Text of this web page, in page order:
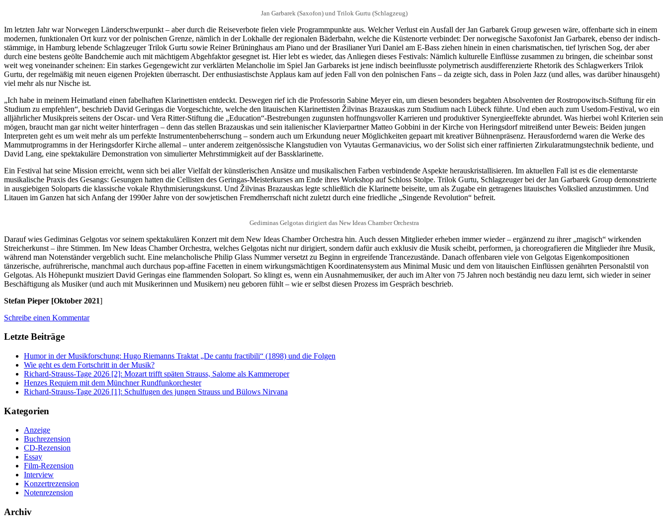
Jan Garbarek (Saxofon) und Trilok Gurtu (Schlagzeug)
Im letzten Jahr war Norwegen Länderschwerpunkt – aber durch die Reiseverbote fielen viele Programmpunkte aus. Welcher Verlust ein Ausfall der Jan Garbarek Group gewesen wäre, offenbarte sich in einem
modernen, funktionalen Ort kurz vor der polnischen Grenze, nämlich in der Lokhalle der regionalen Bäderbahn, welche die Küstenorte verbindet: Der norwegische Saxofonist Jan Garbarek, ebenso der indisch-
stämmige, in Hamburg lebende Schlagzeuger Trilok Gurtu sowie Reiner Brüninghaus am Piano und der Brasilianer Yuri Daniel am E-Bass ziehen hinein in einen charismatischen, tief lyrischen Sog, der aber
durch eine bestens geölte Bandchemie auch mit mächtigem Abgehfaktor gesegnet ist. Hier lebt es wieder, das Anliegen dieses Festivals: Nämlich kulturelle Einflüsse zusammen zu bringen, die scheinbar sonst
weit weg voneinander scheinen: Ein starkes Gegengewicht zur verklärten Melancholie im Spiel Jan Garbareks ist jene indisch beeinflusste polymetrisch ausdifferenzierte Rhetorik des Schlagwerkers Trilok
Gurtu, der regelmäßig mit neuen eigenen Projekten überrascht. Der enthusiastischste Applaus kam auf jeden Fall von den polnischen Fans – da zeigte sich, dass in Polen Jazz (und alles, was darüber hinausgeht)
viel mehr als nur Nische ist.
„Ich habe in meinem Heimatland einen fabelhaften Klarinettisten entdeckt. Deswegen rief ich die Professorin Sabine Meyer ein, um diesen besonders begabten Absolventen der Rostropowitsch-Stiftung für ein
Studium zu empfehlen“, beschrieb David Geringas die Vorgeschichte, welche den litauischen Klarinettisten Žilvinas Brazauskas zum Studium nach Lübeck führte. Und eben auch zum Usedom-Festival, wo ein
alljährlicher Musikpreis seitens der Oscar- und Vera Ritter-Stiftung die „Education“-Bestrebungen zugunsten hoffnungsvoller Karrieren und produktiver Synergieeffekte abrundet. Was hierbei wohl Kriterien sein
mögen, braucht man gar nicht weiter hinterfragen – denn das stellen Brazauskas und sein italienischer Klavierpartner Matteo Gobbini in der Kirche von Heringsdorf mitreißend unter Beweis: Beiden jungen
Interpreten geht es um weit mehr als um perfekte Instrumentenbeherrschung – sondern auch um Erkundung neuer Möglichkeiten gepaart mit kreativer Bühnenpräsenz. Herausfordernd waren die Werke des
Mammutprogramms in der Heringsdorfer Kirche allemal – unter anderem zeitgenössische Klangstudien von Vytautas Germanavicius, wo der Solist sich einer raffinierten Zirkularatmungstechnik bediente, und
David Lang, eine spektakuläre Demonstration von simulierter Mehrstimmigkeit auf der Bassklarinette.
Ein Festival hat seine Mission erreicht, wenn sich bei aller Vielfalt der künstlerischen Ansätze und musikalischen Farben verbindende Aspekte herauskristallisieren. Im aktuellen Fall ist es die elementarste
musikalische Praxis des Gesangs: Gesungen hatten die Cellisten des Geringas-Meisterkurses am Ende ihres Workshop auf Schloss Stolpe. Trilok Gurtu, Schlagzeuger bei der Jan Garbarek Group demonstrierte
in ausgiebigen Soloparts die klassische vokale Rhythmisierungskunst. Und Žilvinas Brazauskas legte schließlich die Klarinette beiseite, um als Zugabe ein getragenes litauisches Volkslied anzustimmen. Und
Litauen im Ganzen hat sich Anfang der 1990er Jahre von der sowjetischen Fremdherrschaft nicht zuletzt durch eine friedliche „Singende Revolution“ befreit.
Gediminas Gelgotas dirigiert das New Ideas Chamber Orchestra
Darauf wies Gediminas Gelgotas vor seinem spektakulären Konzert mit dem New Ideas Chamber Orchestra hin. Auch dessen Mitglieder erheben immer wieder – ergänzend zu ihrer „magisch“ wirkenden
Streicherkunst – ihre Stimmen. Im New Ideas Chamber Orchestra, welches Gelgotas nicht nur dirigiert, sondern dafür auch exklusiv die Musik scheibt, performen, ja choreografieren die Mitglieder ihre Musik,
während man Notenständer vergeblich sucht. Eine melancholische Philip Glass Nummer versetzt zu Beginn in ergreifende Trancezustände. Danach offenbaren viele von Gelgotas Eigenkompositionen
tänzerische, aufrührerische, manchmal auch durchaus pop-affine Facetten in einem wirkungsmächtigen Koordinatensystem aus Minimal Music und dem von litauischen Einflüssen genährten Personalstil von
Gelgotas. Als Höhepunkt musiziert David Geringas eine flammenden Solopart. So klingt es, wenn ein Ausnahmemusiker, der auch im Alter von 75 Jahren noch beständig neu dazu lernt, sich wieder in seiner
Beschäftigung als Musiker (und auch mit Musikerinnen und Musikern) neu geboren fühlt – wie er selbst diesen Prozess im Gespräch beschrieb.
Stefan Pieper [Oktober 2021]
Schreibe einen Kommentar
Letzte Beiträge
Humor in der Musikforschung: Hugo Riemanns Traktat „De cantu fractibili“ (1898) und die Folgen
Wie geht es dem Fortschritt in der Musik?
Richard-Strauss-Tage 2026 [2]: Mozart trifft späten Strauss, Salome als Kammeroper
Henzes Requiem mit dem Münchner Rundfunkorchester
Richard-Strauss-Tage 2026 [1]: Schulfugen des jungen Strauss und Bülows Nirvana
Kategorien
Anzeige
Buchrezension
CD-Rezension
Essay
Film-Rezension
Interview
Konzertrezension
Notenrezension
Archiv